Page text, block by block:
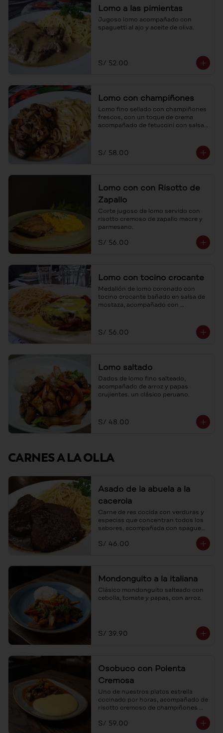
Lomo a las pimientas
Jugoso lomo acompañado con
spaguetti al ajo y aceite de oliva.
S/ 52.00
Lomo con champiñones
Lomo fino sellado con champiñones
frescos, con un toque de crema
acompañado de fetuccini con salsa
S/ 58.00
Lomo con con Risotto de
Zapallo
Corte jugoso de lomo servido con
risotto cremoso de zapallo macre y
parmesano.
S/ 56.00
Lomo con tocino crocante
Medallón de lomo coronado con
tocino crocante bañado en salsa de
mostaza, acompañado con
S/ 56.00
Lomo saltado
Dados de lomo fino salteado,
acompañado de arroz y papas
crujientes. un clásico peruano.
S/ 48.00
CARNES A LA OLLA
Asado de la abuela a la
cacerola
Carne de res cocida con verduras y
especias que concentran todos los
sabores, acompañada con spaguetti
S/ 46.00
Mondonguito a la italiana
Clásico mondonguito salteado con
cebolla, tomate y papas, con arroz.
S/ 39.90
Osobuco con Polenta
Cremosa
Uno de nuestros platos estrella
cocinado por horas, acompañado de
risotto cremoso de champiñones
S/ 59.00